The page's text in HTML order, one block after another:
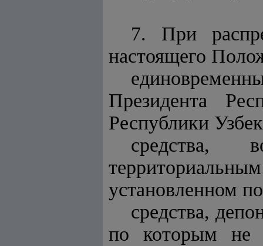
7. При
настоящего
Президента
Республики
средства,
установленном
средства,
по которым не